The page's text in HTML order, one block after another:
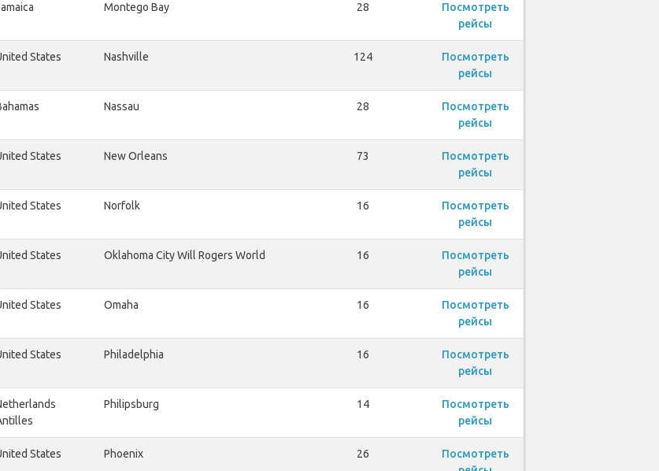
Montego Bay 28
Посмотреть
рейсы
States Nashville 124
Посмотреть
рейсы
Nassau 28
Посмотреть
рейсы
States New Orleans 73
Посмотреть
рейсы
States Norfolk 16
Посмотреть
рейсы
States Oklahoma City Will Rogers World 16
Посмотреть
рейсы
States Omaha 16
Посмотреть
рейсы
States Philadelphia 16
Посмотреть
рейсы
Philipsburg 14
Посмотреть
рейсы
States Phoenix 26
Посмотреть